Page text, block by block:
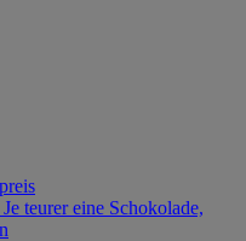
Je teurer eine Schokolade,